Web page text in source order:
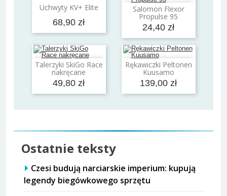
Uchwyty KV+ Elite
68,90 zł
Dodaj do koszyka Salomon Flexor
Propulse 95
24,40 zł
Dodaj do koszyka
Talerzyki SkiGo Race
nakręcane
49,80 zł
Dodaj do koszyka Rękawiczki Peltonen
Kuusamo
139,00 zł
Dodaj do koszyka
Ostatnie teksty
Czesi budują narciarskie imperium: kupują
legendy biegówkowego sprzętu